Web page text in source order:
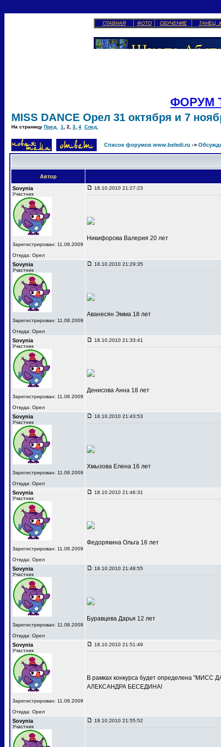
ГЛАВНАЯ ФОТО ОБУЧЕНИЕ ТАНЕЦ
ФОРУМ
MISS DANCE Орел 31 октября и 7
На страницу Пред. 1 2 3 4 След.
Список форумов www.beledi.ru ->
Автор
Sovynia
Участник
Зарегистрирован: 11.08.2009
Откуда: Орел
18.10.2010 21:27:23
Никифорова Валерия 20 лет
Sovynia
Участник
Зарегистрирован: 11.08.2009
Откуда: Орел
18.10.2010 21:29:35
Аванесян Эмма 18 лет
Sovynia
Участник
Зарегистрирован: 11.08.2009
Откуда: Орел
18.10.2010 21:33:41
Денисова Анна 18 лет
Sovynia
Участник
Зарегистрирован: 11.08.2009
Откуда: Орел
18.10.2010 21:43:53
Хмызова Елена 16 лет
Sovynia
Участник
Зарегистрирован: 11.08.2009
Откуда: Орел
18.10.2010 21:46:31
Федорякина Ольга 16 лет
Sovynia
Участник
Зарегистрирован: 11.08.2009
Откуда: Орел
18.10.2010 21:48:55
Буравцева Дарья 12 лет
Sovynia
Участник
Зарегистрирован: 11.08.2009
Откуда: Орел
18.10.2010 21:51:49
В рамках конкурса будет определена "МИСС
АЛЕКСАНДРА БЕСЕДИНА!
Sovynia
Участник
18.10.2010 21:55:52